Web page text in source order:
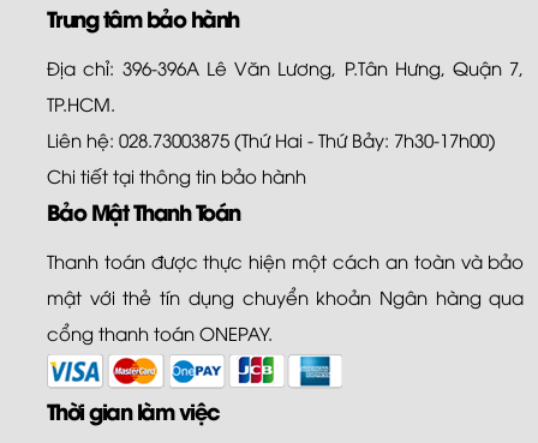
Trung tâm bảo hành
Địa chỉ: 396-396A Lê Văn Lương, P.Tân Hưng, Quận 7,
TP.HCM.
Liên hệ: 028.73003875 (Thứ Hai - Thứ Bảy: 7h30-17h00)
Chi tiết tại thông tin bảo hành
Bảo Mật Thanh Toán
Thanh toán được thực hiện một cách an toàn và bảo
mật với thẻ tín dụng chuyển khoản Ngân hàng qua
cổng thanh toán ONEPAY.
Thời gian làm việc